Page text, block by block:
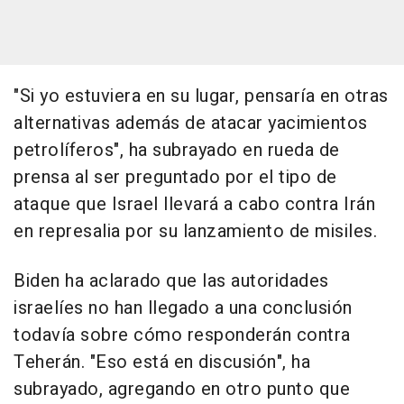
"Si yo estuviera en su lugar, pensaría en otras
alternativas además de atacar yacimientos
petrolíferos", ha subrayado en rueda de
prensa al ser preguntado por el tipo de
ataque que Israel llevará a cabo contra Irán
en represalia por su lanzamiento de misiles.
Biden ha aclarado que las autoridades
israelíes no han llegado a una conclusión
todavía sobre cómo responderán contra
Teherán. "Eso está en discusión", ha
subrayado, agregando en otro punto que